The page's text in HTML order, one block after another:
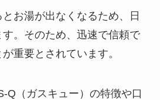
お湯が出なくなるため、日
。そのため、迅速で信頼で
重要とされています。
Q（ガスキュー）の特徴や口